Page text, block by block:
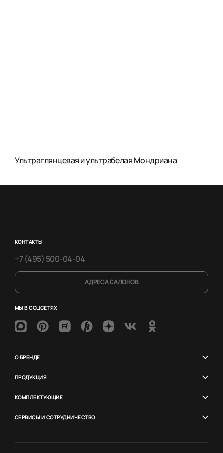
Ультраглянцевая и ультрабелая Мондриана
КОНТАКТЫ
+7 (495) 500-04-04
АДРЕСА САЛОНОВ
МЫ В СОЦСЕТЯХ
О БРЕНДЕ
ПРОДУКЦИЯ
КОМПЛЕКТУЮЩИЕ
СЕРВИСЫ И СОТРУДНИЧЕСТВО